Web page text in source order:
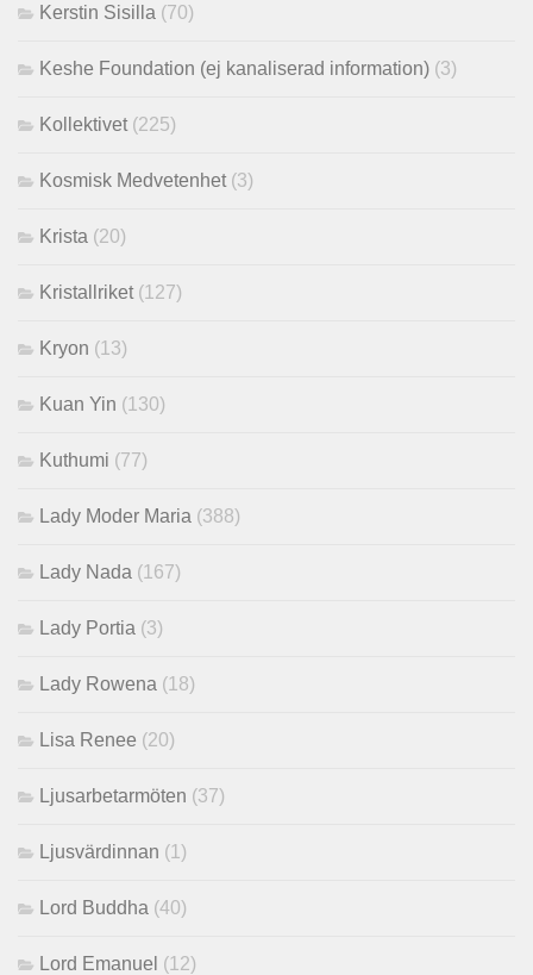
Kerstin Sisilla (70)
Keshe Foundation (ej kanaliserad information) (3)
Kollektivet (225)
Kosmisk Medvetenhet (3)
Krista (20)
Kristallriket (127)
Kryon (13)
Kuan Yin (130)
Kuthumi (77)
Lady Moder Maria (388)
Lady Nada (167)
Lady Portia (3)
Lady Rowena (18)
Lisa Renee (20)
Ljusarbetarmöten (37)
Ljusvärdinnan (1)
Lord Buddha (40)
Lord Emanuel (12)